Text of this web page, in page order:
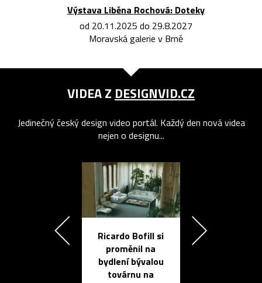
Výstava Liběna Rochová: Doteky
od 20.11.2025 do 29.8.2027
Moravská galerie v Brně
VIDEA Z DESIGNVID.CZ
Jedinečný český design video portál. Každý den nová videa
nejen o designu...
Ricardo Bofill si
proměnil na
bydlení bývalou
továrnu na